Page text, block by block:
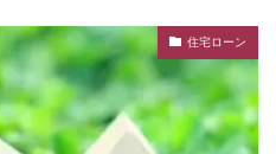
住宅ローン